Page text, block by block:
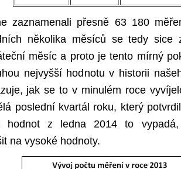
zaznamenali přesně 63 180
několika měsíců se tedy sice
měsíc a proto je tento mírný
nejvyšší hodnotu v historii
jak se to v minulém roce
poslední kvartál roku, který
hodnot z ledna 2014 to
na vysoké hodnoty.